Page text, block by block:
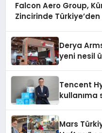
Falcon Aero Group,
Zincirinde Türkiye’den
Derya
yeni nesil
Tencent
kullanıma
Mars